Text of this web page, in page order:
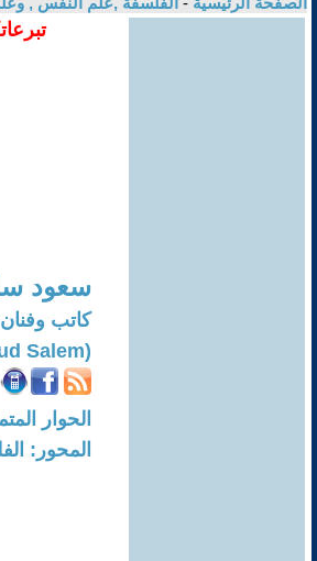
سعود
كاتب
(Saoud Salem)
الحوار المتمدن-العدد:
المحور: